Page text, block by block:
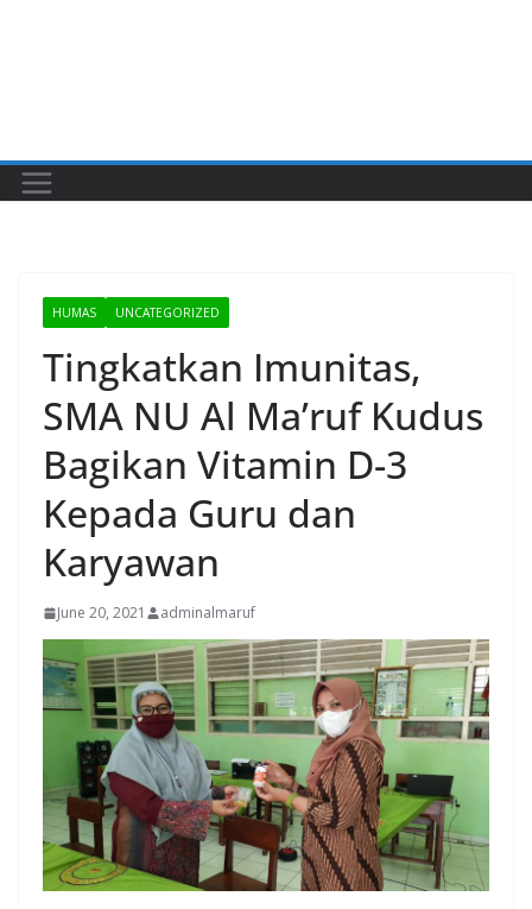
HUMAS UNCATEGORIZED
Tingkatkan Imunitas,
SMA NU Al Ma’ruf Kudus
Bagikan Vitamin D-3
Kepada Guru dan
Karyawan
June 20, 2021 adminalmaruf